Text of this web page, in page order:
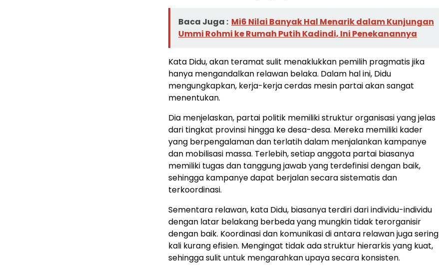
Baca Juga : Mi6 Nilai Banyak Hal Menarik dalam Kunjungan
Ummi Rohmi ke Rumah Putih Kadindi, Ini Penekanannya
Kata Didu, akan teramat sulit menaklukkan pemilih pragmatis jika
hanya mengandalkan relawan belaka. Dalam hal ini, Didu
mengungkapkan, kerja-kerja cerdas mesin partai akan sangat
menentukan.
Dia menjelaskan, partai politik memiliki struktur organisasi yang jelas
dari tingkat provinsi hingga ke desa-desa. Mereka memiliki kader
yang berpengalaman dan terlatih dalam menjalankan kampanye
dan mobilisasi massa. Terlebih, setiap anggota partai biasanya
memiliki tugas dan tanggung jawab yang terdefinisi dengan baik,
sehingga kampanye dapat berjalan secara sistematis dan
terkoordinasi.
Sementara relawan, kata Didu, biasanya terdiri dari individu-individu
dengan latar belakang berbeda yang mungkin tidak terorganisir
dengan baik. Koordinasi dan komunikasi di antara relawan juga sering
kali kurang efisien. Mengingat tidak ada struktur hierarkis yang kuat,
sehingga sulit untuk mengarahkan upaya secara konsisten.